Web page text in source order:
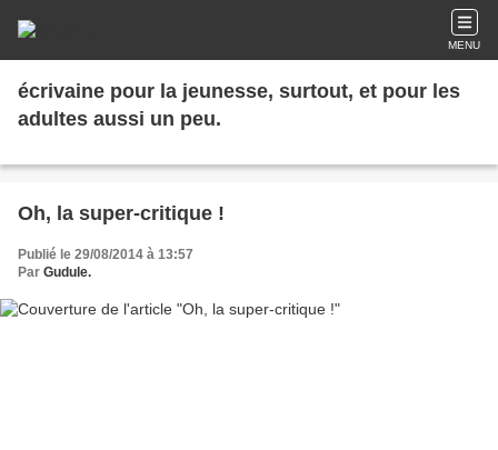
MENU
écrivaine pour la jeunesse, surtout, et pour les
adultes aussi un peu.
Oh, la super-critique !
Publié le 29/08/2014 à 13:57
Par Gudule.